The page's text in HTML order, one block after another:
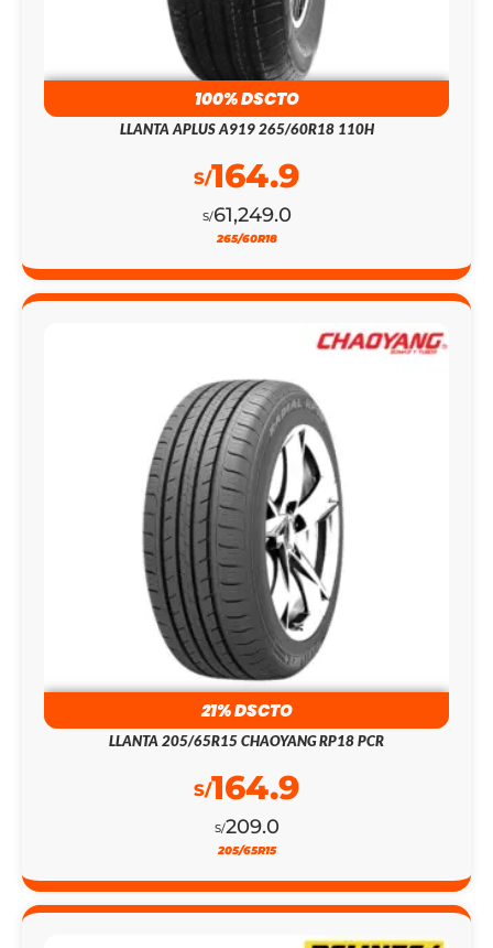
100% DSCTO
LLANTA APLUS A919 265/60R18 110H
S/61,249.0
S/164.9
265/60R18
21% DSCTO
LLANTA 205/65R15 CHAOYANG RP18 PCR
S/209.0
S/164.9
205/65R15